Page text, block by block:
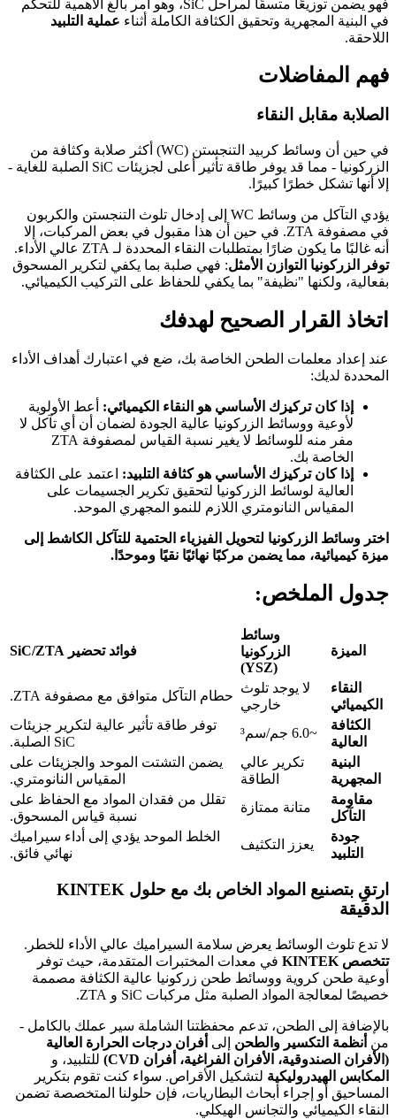
فهو يضمن توزيعًا متسقًا لمراحل SiC، وهو أمر بالغ الأهمية للتحكم
في البنية المجهرية وتحقيق الكثافة الكاملة أثناء عملية التلبيد
اللاحقة.
فهم المفاضلات
الصلابة مقابل النقاء
في حين أن وسائط كربيد التنجستن (WC) أكثر صلابة وكثافة من
الزركونيا - مما قد يوفر طاقة تأثير أعلى لجزيئات SiC الصلبة للغاية -
إلا أنها تشكل خطرًا كبيرًا.
يؤدي التآكل من وسائط WC إلى إدخال تلوث التنجستن والكربون
في مصفوفة ZTA. في حين أن هذا مقبول في بعض المركبات، إلا
أنه غالبًا ما يكون ضارًا بمتطلبات النقاء المحددة لـ ZTA عالي الأداء.
توفر الزركونيا التوازن الأمثل: فهي صلبة بما يكفي لتكرير المسحوق
بفعالية، ولكنها "نظيفة" بما يكفي للحفاظ على التركيب الكيميائي.
اتخاذ القرار الصحيح لهدفك
عند إعداد معلمات الطحن الخاصة بك، ضع في اعتبارك أهداف الأداء
المحددة لديك:
إذا كان تركيزك الأساسي هو النقاء الكيميائي: أعط الأولوية
لأوعية ووسائط الزركونيا عالية الجودة لضمان أن أي تآكل لا
مفر منه للوسائط لا يغير نسبة القياس لمصفوفة ZTA
الخاصة بك.
إذا كان تركيزك الأساسي هو كثافة التلبيد: اعتمد على الكثافة
العالية لوسائط الزركونيا لتحقيق تكرير الجسيمات على
المقياس النانومتري اللازم للنمو المجهري الموحد.
اختر وسائط الزركونيا لتحويل الفيزياء الحتمية للتآكل الكاشط إلى
ميزة كيميائية، مما يضمن مركبًا نهائيًا نقيًا وموحدًا.
جدول الملخص:
الميزة
وسائط
الزركونيا
(YSZ)
فوائد تحضير SiC/ZTA
النقاء
الكيميائي
لا يوجد تلوث
خارجي
حطام التآكل متوافق مع مصفوفة ZTA.
الكثافة
العالية
~6.0 جم/سم³
توفر طاقة تأثير عالية لتكرير جزيئات
SiC الصلبة.
البنية
المجهرية
تكرير عالي
الطاقة
يضمن التشتت الموحد والجزيئات على
المقياس النانومتري.
مقاومة
التآكل
متانة ممتازة
تقلل من فقدان المواد مع الحفاظ على
نسبة قياس المسحوق.
جودة
التلبيد
يعزز التكثيف
الخلط الموحد يؤدي إلى أداء سيراميك
نهائي فائق.
ارتقِ بتصنيع المواد الخاص بك مع حلول KINTEK
الدقيقة
لا تدع تلوث الوسائط يعرض سلامة السيراميك عالي الأداء للخطر.
تتخصص KINTEK
في معدات المختبرات المتقدمة، حيث توفر
أوعية طحن كروية ووسائط طحن زركونيا عالية الكثافة مصممة
خصيصًا لمعالجة المواد الصلبة مثل مركبات SiC و ZTA.
بالإضافة إلى الطحن، تدعم محفظتنا الشاملة سير عملك بالكامل -
من أنظمة التكسير والطحن إلى أفران درجات الحرارة العالية
(الأفران الصندوقية، الأفران الفراغية، أفران CVD)
للتلبيد، و
المكابس الهيدروليكية لتشكيل الأقراص. سواء كنت تقوم بتكرير
المساحيق أو إجراء أبحاث البطاريات، فإن حلولنا المتخصصة تضمن
النقاء الكيميائي والتجانس الهيكلي.